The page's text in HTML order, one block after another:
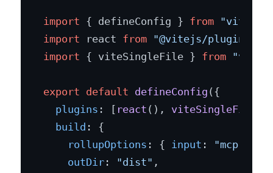
import { defineConfig } from "vite"
import react from "@vitejs/plugin-
import { viteSingleFile } from "vite-
export default defineConfig ({
plugins : [ react (), viteSingleFile
build : {
rollupOptions : { input : "mcp-
outDir : "dist" ,